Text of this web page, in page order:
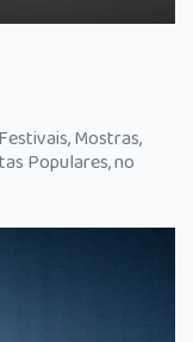
Mostras,
Populares, no